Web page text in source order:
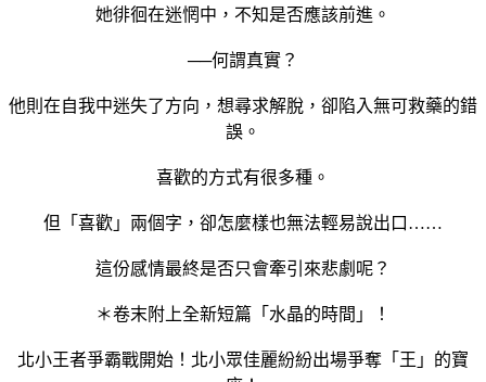
她徘徊在迷惘中，不知是否應該前進。
──何謂真實？
他則在自我中迷失了方向，想尋求解脫，卻陷入無可救藥的錯
誤。
喜歡的方式有很多種。
但「喜歡」兩個字，卻怎麼樣也無法輕易說出口……
這份感情最終是否只會牽引來悲劇呢？
＊卷末附上全新短篇「水晶的時間」！
北小王者爭霸戰開始！北小眾佳麗紛紛出場爭奪「王」的寶